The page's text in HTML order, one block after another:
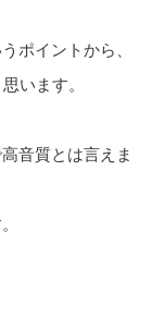
ポイントから、
います。
音質とは言えま